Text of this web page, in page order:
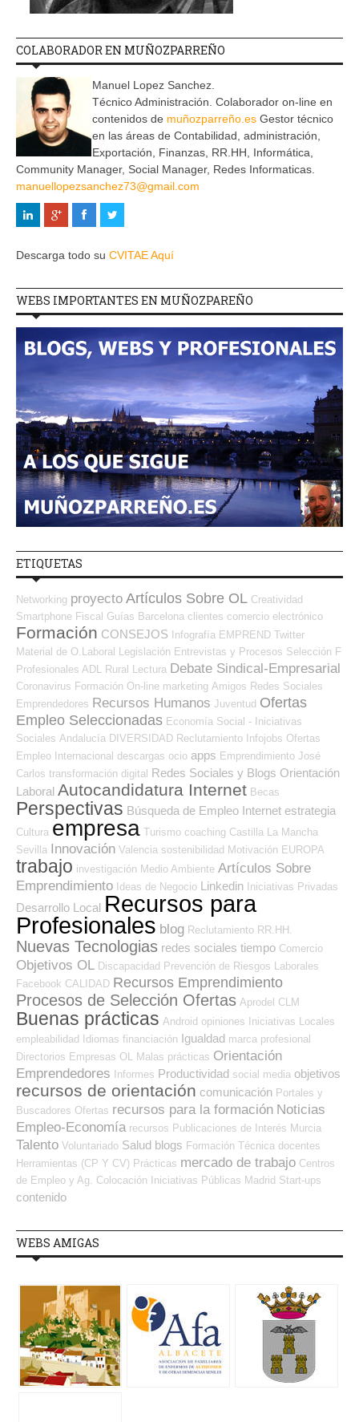
COLABORADOR EN MUÑOZPARREÑO
Manuel Lopez Sanchez.
Técnico Administración. Colaborador on-line en
contenidos de muñozparreño.es Gestor técnico
en las áreas de Contabilidad, administración,
Exportación, Finanzas, RR.HH, Informática,
Community Manager, Social Manager, Redes Informaticas.
manuellopezsanchez73@gmail.com
Descarga todo su CVITAE Aquí
WEBS IMPORTANTES EN MUÑOZPAREÑO
ETIQUETAS
Networking proyecto Artículos Sobre OL Creatividad
Smartphone Fiscal Guías Barcelona clientes comercio electrónico
Formación CONSEJOS Infografía EMPREND Twitter
Material de O.Laboral Legislación Entrevistas y Procesos Selección F
Profesionales ADL
Rural Lectura Debate Sindical-Empresarial
Coronavirus Formación On-line marketing Amigos Redes Sociales
Emprendedores Recursos Humanos Juventud Ofertas
Empleo Seleccionadas Economía Social - Iniciativas
Sociales Andalucía DIVERSIDAD Reclutamiento Infojobs Ofertas
Empleo Internacional descargas ocio apps Emprendimiento José
Carlos transformación digital Redes Sociales y Blogs Orientación
Laboral Autocandidatura Internet Becas
Perspectivas Búsqueda de Empleo Internet estrategia
Cultura empresa Turismo coaching Castilla La Mancha
Sevilla Innovación Valencia sostenibilidad Motivación EUROPA
trabajo investigación Medio Ambiente Artículos Sobre
Emprendimiento Ideas de Negocio Linkedin Iniciativas Privadas
Desarrollo Local Recursos para
Profesionales blog Reclutamiento RR.HH.
Nuevas Tecnologias redes sociales tiempo Comercio
Objetivos OL Discapacidad Prevención de Riesgos Laborales
Facebook CALIDAD Recursos Emprendimiento
Procesos de Selección Ofertas Aprodel CLM
Buenas prácticas Android opiniones Iniciativas Locales
empleabilidad Idiomas financiación Igualdad marca profesional
Directorios Empresas OL
Malas prácticas Orientación
Emprendedores Informes Productividad social media objetivos
recursos de orientación comunicación Portales y
Buscadores Ofertas recursos para la formación Noticias
Empleo-Economía recursos Publicaciones de Interés Murcia
Talento Voluntariado Salud blogs Formación Técnica docentes
Herramientas (CP Y CV) Prácticas mercado de trabajo Centros
de Empleo y Ag. Colocación Iniciativas Públicas Madrid Start-ups
contenido
WEBS AMIGAS